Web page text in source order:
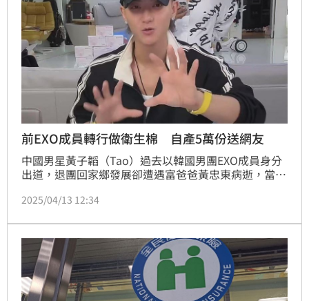
前EXO成員轉行做衛生棉 自產5萬份送網友
中國男星黃子韜（Tao）過去以韓國男團EXO成員身分
出道，退團回家鄉發展卻遭遇富爸爸黃忠東病逝，當初
速獨立，同時繼續在演藝圈發展。不久前中國《央視》
播中公佈籌備衛生棉工廠的最新進展，表示將會在11號
上架5萬份衛生棉給大家試用，每份只需要人民幣1分錢
（約台幣0.045元），沒想到一夕之間掉粉46萬。
2025/04/13 12:34